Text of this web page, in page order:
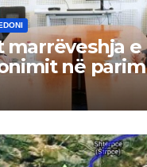
marrëveshja e
në
Abdixhikut